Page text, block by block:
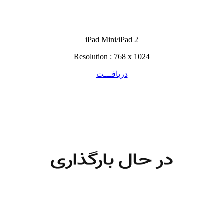
iPad Mini/iPad 2
Resolution : 768 x 1024
دریافـــت